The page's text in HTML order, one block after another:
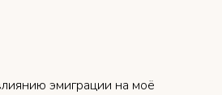
эмиграции на моё